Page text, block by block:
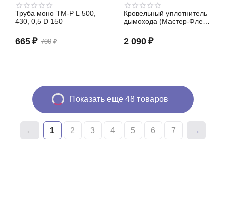
Труба моно TM-P L 500,
430, 0,5 D 150
700 ₽
665 ₽
Кровельный уплотнитель
дымохода (Мастер-Флеш
2 090 ₽
Показать еще 48 товаров
1 2 3 4 5 6 7